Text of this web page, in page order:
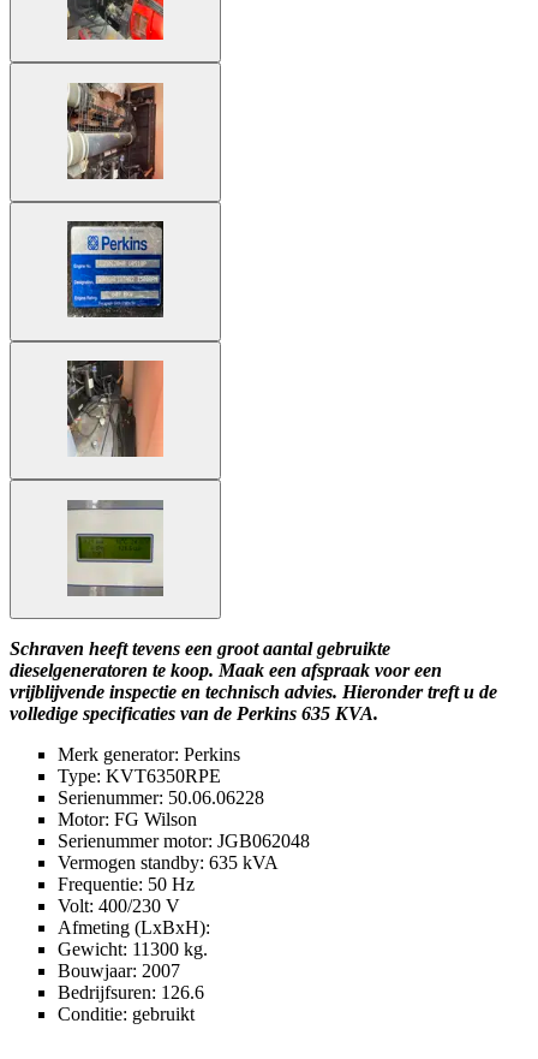
Schraven heeft tevens een groot aantal gebruikte
dieselgeneratoren te koop. Maak een afspraak voor een
vrijblijvende inspectie en technisch advies. Hieronder treft u de
volledige specificaties van de Perkins 635 KVA.
Merk generator: Perkins
Type: KVT6350RPE
Serienummer: 50.06.06228
Motor: FG Wilson
Serienummer motor: JGB062048
Vermogen standby: 635 kVA
Frequentie: 50 Hz
Volt: 400/230 V
Afmeting (LxBxH):
Gewicht: 11300 kg.
Bouwjaar: 2007
Bedrijfsuren: 126.6
Conditie: gebruikt